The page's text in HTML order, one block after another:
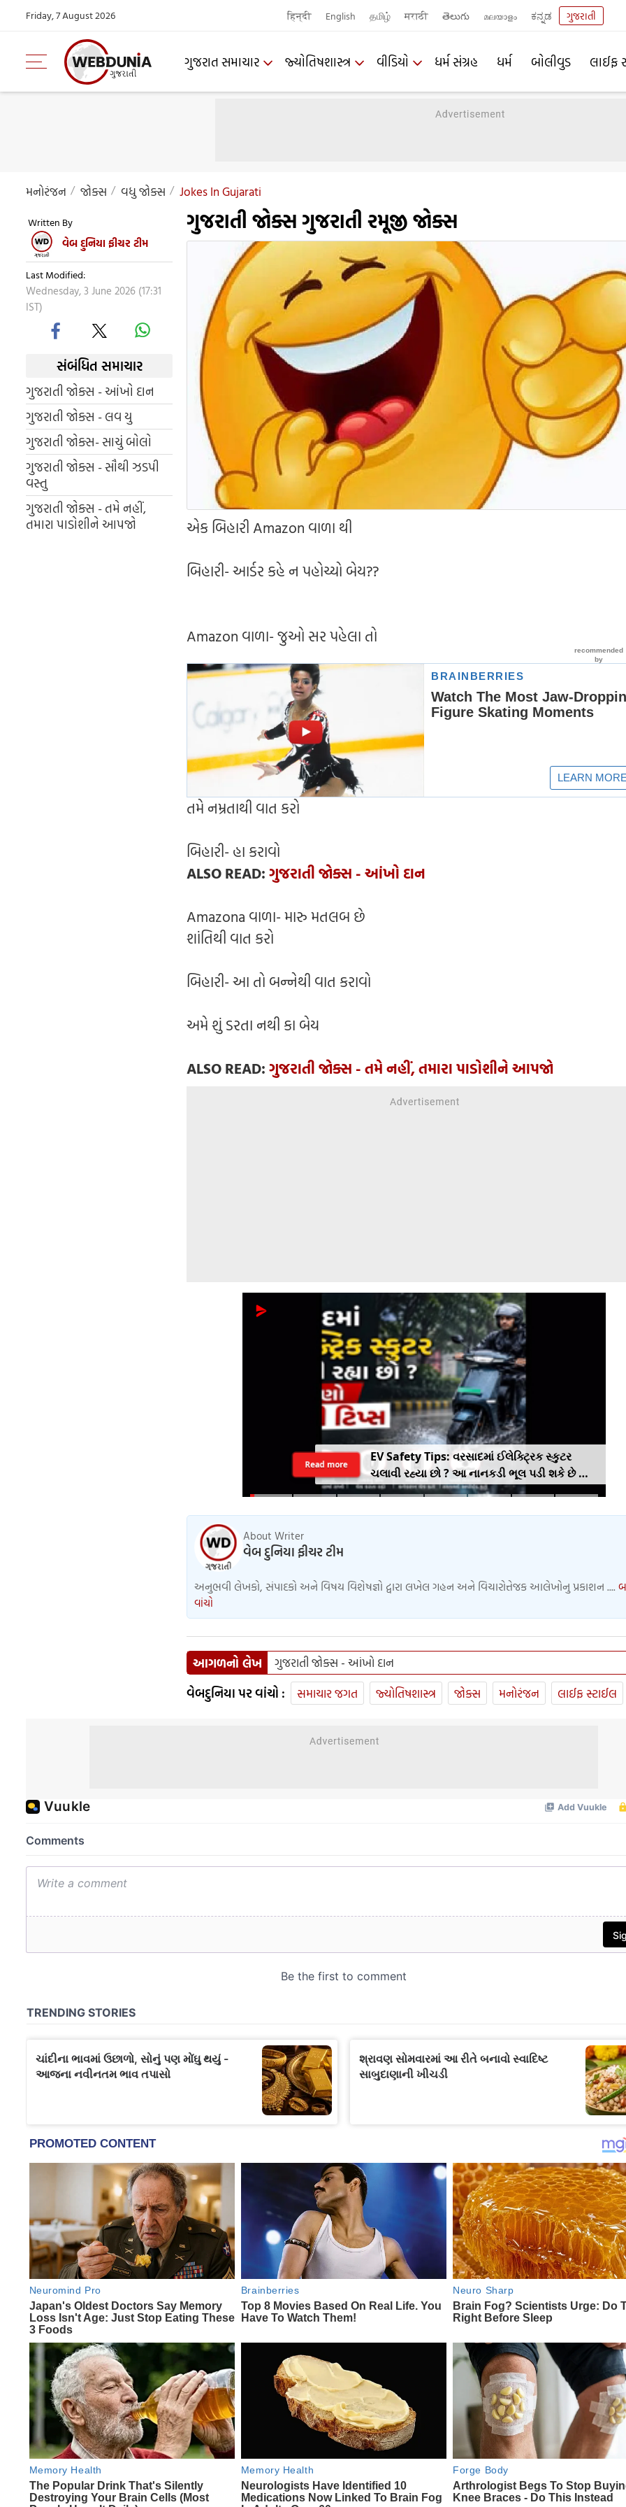
Friday, 7 August 2026 हिन्दी English தமிழ் मराठी తెలుగు മലയാളം ಕನ್ನಡ ગુજરાતી
ગુજરાત સમાચાર જ્યોતિષશાસ્ત્ર વીડિયો ધર્મ સંગ્રહ ધર્મ બોલીવુડ લાઈફ
મનોરંજન જોક્સ વધુ જોક્સ Jokes In Gujarati
Written By
વેબ દુનિયા ફીચર ટીમ
Last Modified:
Wednesday, 3 June 2026 (17:31
IST)
સંબંધિત સમાચાર
ગુજરાતી જોક્સ - આંખો દાન
ગુજરાતી જોક્સ - લવ યુ
ગુજરાતી જોક્સ- સાચું બોલો
ગુજરાતી જોક્સ - સૌથી ઝડપી
વસ્તુ
ગુજરાતી જોક્સ - તમે નહીં,
તમારા પાડોશીને આપજો
ગુજરાતી જોક્સ ગુજરાતી રમૂજી જોક્સ
એક બિહારી Amazon વાળા થી
બિહારી- આર્ડર કહે ન પહોચ્યો બેય??
Amazon વાળા- જુઓ સર પહેલા તો
તમે નમ્રતાથી વાત કરો
બિહારી- હા કરાવો
ALSO READ:ગુજરાતી જોક્સ - આંખો દાન
Amazona વાળા- મારુ મતલબ છે
શાંતિથી વાત કરો
બિહારી- આ તો બન્નેથી વાત કરાવો
અમે શું ડરતા નથી કા બેય
ALSO READ:ગુજરાતી જોક્સ - તમે નહીં, તમારા પાડોશીને આપજો
EV Safety Tips: વરસાદમાં ઈલેક્ટ્રિક સ્કુટર
ચલાવી રહ્યા છો ? આ નાનકડી ભૂલ પડી શકે છે ભારે
.. જાણો સેફ્ટી ટિપ્સ
Read more
About Writer
વેબ દુનિયા ફીચર ટીમ
અનુભવી લેખકો, સંપાદકો અને વિષય વિશેષજ્ઞો દ્વારા લખેલ ગહન અને વિચારોત્તેજક આલેખોનુ પ્રકાશન ....
વાંચો
આગળનો લેખ ગુજરાતી જોક્સ - આંખો દાન
વેબદુનિયા પર વાંચો : સમાચાર જગત જ્યોતિષશાસ્ત્ર જોક્સ મનોરંજન લાઈફ સ્ટાઈલ